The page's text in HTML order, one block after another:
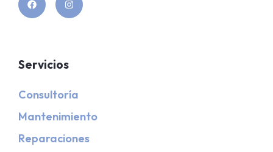
Servicios
Consultoría
Mantenimiento
Reparaciones